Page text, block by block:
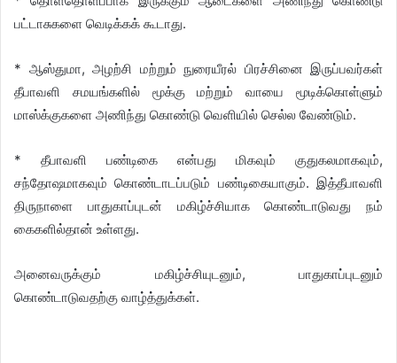
பட்டாசுகளை வெடிக்கக் கூடாது.
* ஆஸ்துமா, அழற்சி மற்றும் நுரையீரல் பிரச்சினை இருப்பவர்கள்
தீபாவளி சமயங்களில் மூக்கு மற்றும் வாயை மூடிக்கொள்ளும்
மாஸ்க்குகளை அணிந்து கொண்டு வெளியில் செல்ல வேண்டும்.
* தீபாவளி பண்டிகை என்பது மிகவும் குதுகலமாகவும்,
சந்தோஷமாகவும் கொண்டாடப்படும் பண்டிகையாகும். இத்தீபாவளி
திருநாளை பாதுகாப்புடன் மகிழ்ச்சியாக கொண்டாடுவது நம்
கைகளில்தான் உள்ளது.
அனைவருக்கும் மகிழ்ச்சியுடனும், பாதுகாப்புடனும்
கொண்டாடுவதற்கு வாழ்த்துக்கள்.